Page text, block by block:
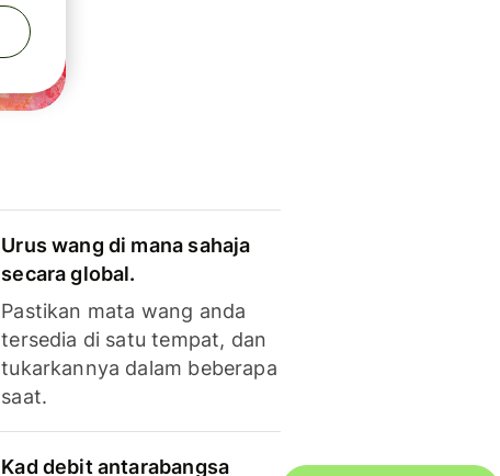
Urus wang di mana sahaja
secara global.
Pastikan mata wang anda
tersedia di satu tempat, dan
tukarkannya dalam beberapa
saat.
Kad debit antarabangsa